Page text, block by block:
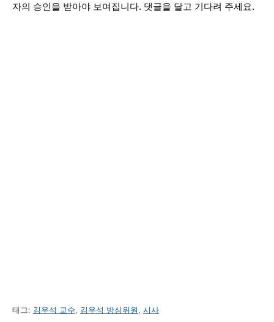
자의 승인을 받아야 보여집니다. 댓글을 달고 기다려 주세요.
태그: 김우석 교수, 김우석 방심위원 , 시사